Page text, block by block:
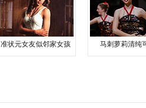
准状元女友似邻家女孩 马刺萝莉清纯